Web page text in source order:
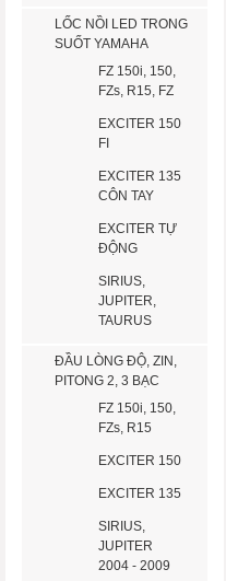
LỐC NỒI LED TRONG
SUỐT YAMAHA
FZ 150i, 150,
FZs, R15, FZ
EXCITER 150
FI
EXCITER 135
CÔN TAY
EXCITER TỰ
ĐỘNG
SIRIUS,
JUPITER,
TAURUS
ĐẦU LÒNG ĐỘ, ZIN,
PITONG 2, 3 BẠC
FZ 150i, 150,
FZs, R15
EXCITER 150
EXCITER 135
SIRIUS,
JUPITER
2004 - 2009